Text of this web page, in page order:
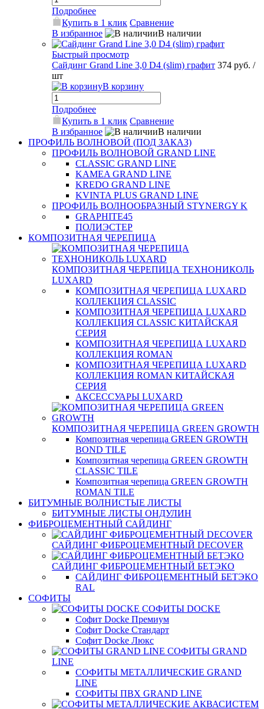
Подробнее
Купить в 1 клик Сравнение
В избранное
В наличии
Быстрый просмотр
Сайдинг Grand Line 3,0 D4 (slim) графит 374 руб. /
шт
В корзину
Подробнее
Купить в 1 клик Сравнение
В избранное
В наличии
ПРОФИЛЬ ВОЛНОВОЙ (ПОД ЗАКАЗ)
ПРОФИЛЬ ВОЛНОВОЙ GRAND LINE
CLASSIC GRAND LINE
KAMEA GRAND LINE
KREDO GRAND LINE
KVINTA PLUS GRAND LINE
ПРОФИЛЬ ВОЛНООБРАЗНЫЙ STYNERGY K
GRAPHITE45
ПОЛИЭСТЕР
КОМПОЗИТНАЯ ЧЕРЕПИЦА
КОМПОЗИТНАЯ ЧЕРЕПИЦА ТЕХНОНИКОЛЬ
LUXARD
КОМПОЗИТНАЯ ЧЕРЕПИЦА LUXARD
КОЛЛЕКЦИЯ CLASSIC
КОМПОЗИТНАЯ ЧЕРЕПИЦА LUXARD
КОЛЛЕКЦИЯ CLASSIC КИТАЙСКАЯ
СЕРИЯ
КОМПОЗИТНАЯ ЧЕРЕПИЦА LUXARD
КОЛЛЕКЦИЯ ROMAN
КОМПОЗИТНАЯ ЧЕРЕПИЦА LUXARD
КОЛЛЕКЦИЯ ROMAN КИТАЙСКАЯ
СЕРИЯ
АКСЕССУАРЫ LUXARD
КОМПОЗИТНАЯ ЧЕРЕПИЦА GREEN GROWTH
Композитная черепица GREEN GROWTH
BOND TILE
Композитная черепица GREEN GROWTH
CLASSIC TILE
Композитная черепица GREEN GROWTH
ROMAN TILE
БИТУМНЫЕ ВОЛНИСТЫЕ ЛИСТЫ
БИТУМНЫЕ ЛИСТЫ ОНДУЛИН
ФИБРОЦЕМЕНТНЫЙ САЙДИНГ
САЙДИНГ ФИБРОЦЕМЕНТНЫЙ DECOVER
САЙДИНГ ФИБРОЦЕМЕНТНЫЙ БЕТЭКО
САЙДИНГ ФИБРОЦЕМЕНТНЫЙ БЕТЭКО
RAL
СОФИТЫ
СОФИТЫ DOCKE
Софит Docke Премиум
Софит Docke Стандарт
Софит Docke Люкс
СОФИТЫ GRAND
LINE
СОФИТЫ МЕТАЛЛИЧЕСКИЕ GRAND
LINE
СОФИТЫ ПВХ GRAND LINE